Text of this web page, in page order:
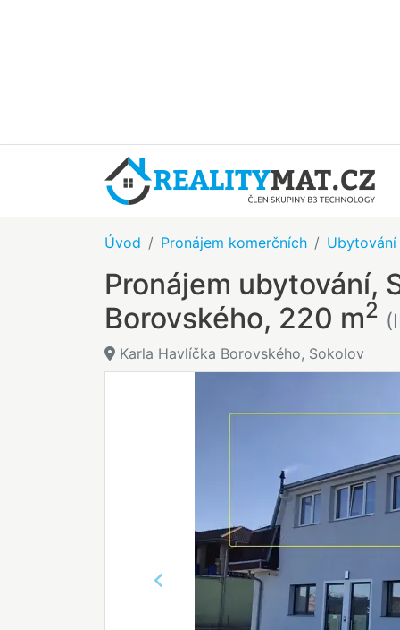
Úvod Pronájem komerčních Ubytování
Pronájem ubytování,
Borovského, 220 m2
Karla Havlíčka Borovského, Sokolov
Předchozí